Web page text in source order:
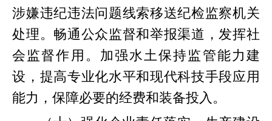
涉嫌违纪违法问题线索移送纪检监察机关
处理。畅通公众监督和举报渠道，发挥社
会监督作用。加强水土保持监管能力建
设，提高专业化水平和现代科技手段应用
能力，保障必要的经费和装备投入。